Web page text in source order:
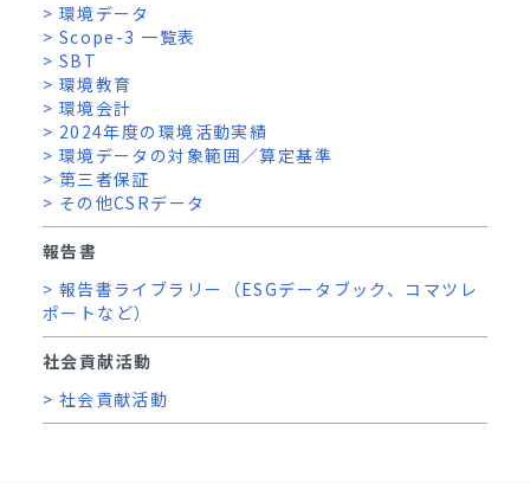
> 環境データ
> Scope-3 一覧表
> SBT
> 環境教育
> 環境会計
> 2024年度の環境活動実績
> 環境データの対象範囲／算定基準
> 第三者保証
> その他CSRデータ
報告書
> 報告書ライブラリー（ESGデータブック、コマツレ
ポートなど）
社会貢献活動
> 社会貢献活動